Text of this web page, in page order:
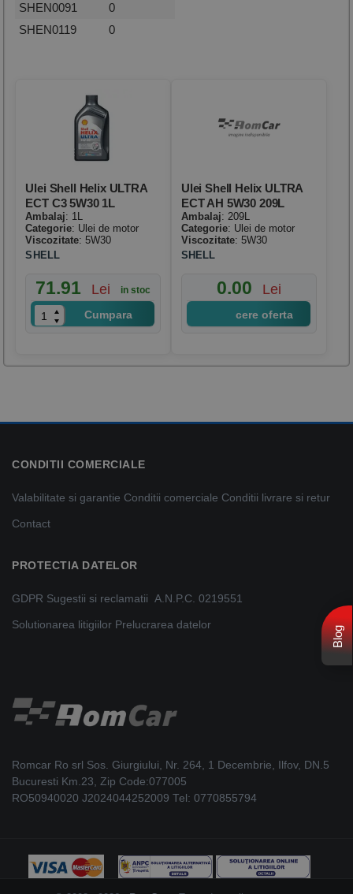
SHEN0091
0
SHEN0119
0
Ulei Shell Helix ULTRA
ECT C3 5W30 1L
Ambalaj: 1L
Categorie: Ulei de motor
Viscozitate: 5W30
SHELL
71.91 Lei in stoc
Cumpara
Ulei Shell Helix ULTRA
ECT AH 5W30 209L
Ambalaj: 209L
Categorie: Ulei de motor
Viscozitate: 5W30
SHELL
0.00 Lei
cere oferta
CONDITII COMERCIALE
Valabilitate si garantie Conditii comerciale Conditii livrare si retur
Contact
PROTECTIA DATELOR
GDPR Sugestii si reclamatii A.N.P.C. 0219551
Solutionarea litigiilor Prelucrarea datelor
Romcar Ro srl Sos. Giurgiului, Nr. 264, 1 Decembrie, Ilfov, DN.5
Bucuresti Km.23, Zip Code:077005
RO50940020 J2024044252009 Tel: 0770855794
Blog